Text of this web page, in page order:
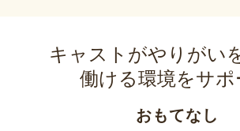
キャストがやりがい
働ける環境をサポ
おもてなし